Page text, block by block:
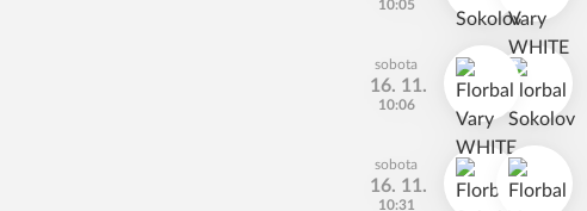
10:05
sobota
16. 11.
10:06
sobota
16. 11.
10:31